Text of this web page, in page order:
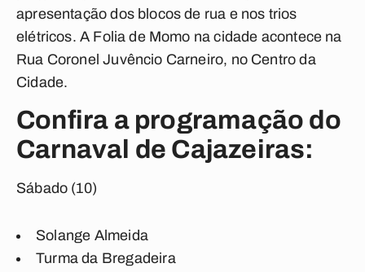
apresentação dos blocos de rua e nos trios
elétricos. A Folia de Momo na cidade acontece na
Rua Coronel Juvêncio Carneiro, no Centro da
Cidade.
Confira a programação do
Carnaval de Cajazeiras:
Sábado (10)
Solange Almeida
Turma da Bregadeira